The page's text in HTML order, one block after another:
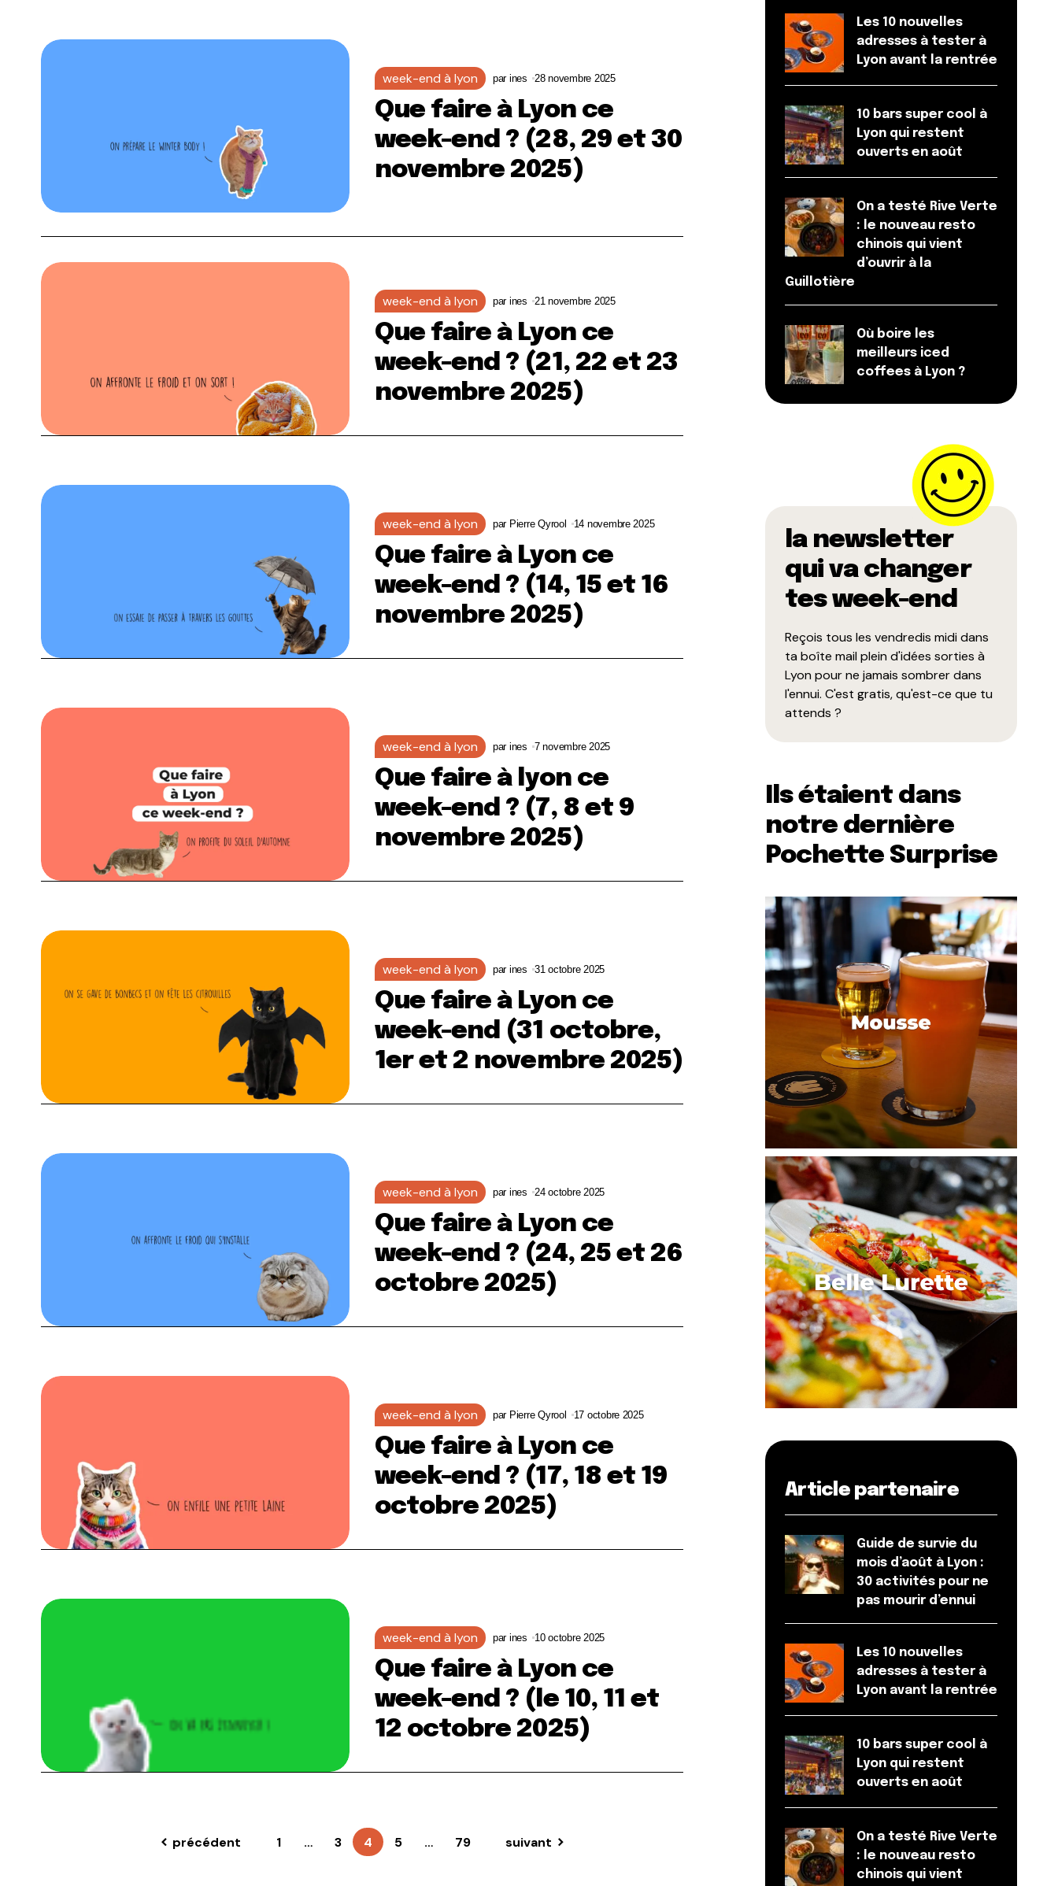
week-end à lyon par ines 28 novembre 2025
Que faire à Lyon ce
week-end ? (28, 29 et 30
novembre 2025)
week-end à lyon par ines 21 novembre 2025
Que faire à Lyon ce
week-end ? (21, 22 et 23
novembre 2025)
week-end à lyon par Pierre Qyrool 14 novembre 2025
Que faire à Lyon ce
week-end ? (14, 15 et 16
novembre 2025)
week-end à lyon par ines 7 novembre 2025
Que faire à lyon ce
week-end ? (7, 8 et 9
novembre 2025)
week-end à lyon par ines 31 octobre 2025
Que faire à Lyon ce
week-end (31 octobre,
1er et 2 novembre 2025)
week-end à lyon par ines 24 octobre 2025
Que faire à Lyon ce
week-end ? (24, 25 et 26
octobre 2025)
week-end à lyon par Pierre Qyrool 17 octobre 2025
Que faire à Lyon ce
week-end ? (17, 18 et 19
octobre 2025)
week-end à lyon par ines 10 octobre 2025
Que faire à Lyon ce
week-end ? (le 10, 11 et
12 octobre 2025)
précédent 1 … 3 4 5 … 79 suivant
Les 10 nouvelles
adresses à tester à
Lyon avant la rentrée
10 bars super cool à
Lyon qui restent
ouverts en août
On a testé Rive Verte
: le nouveau resto
chinois qui vient
d’ouvrir à la
Guillotière
Où boire les
meilleurs iced
coffees à Lyon ?
la newsletter
qui va changer
tes week-end
Reçois tous les vendredis midi dans
ta boîte mail plein d'idées sorties à
Lyon pour ne jamais sombrer dans
l'ennui. C'est gratis, qu'est-ce que tu
attends ?
Ils étaient dans
notre dernière
Pochette Surprise
Article partenaire
Guide de survie du
mois d’août à Lyon :
30 activités pour ne
pas mourir d’ennui
Les 10 nouvelles
adresses à tester à
Lyon avant la rentrée
10 bars super cool à
Lyon qui restent
ouverts en août
On a testé Rive Verte
: le nouveau resto
chinois qui vient